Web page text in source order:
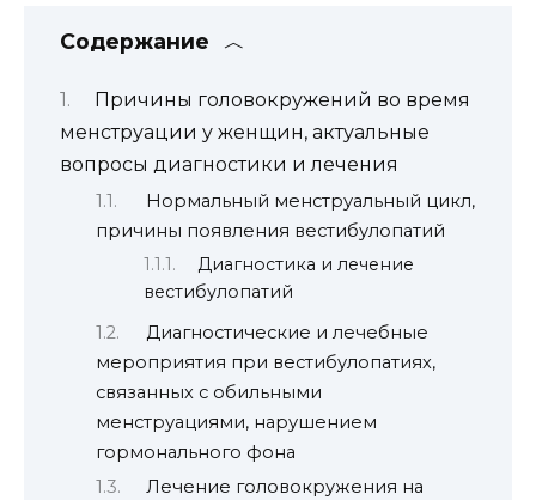
Содержание
Причины головокружений во время
менструации у женщин, актуальные
вопросы диагностики и лечения
Нормальный менструальный цикл,
причины появления вестибулопатий
Диагностика и лечение
вестибулопатий
Диагностические и лечебные
мероприятия при вестибулопатиях,
связанных с обильными
менструациями, нарушением
гормонального фона
Лечение головокружения на